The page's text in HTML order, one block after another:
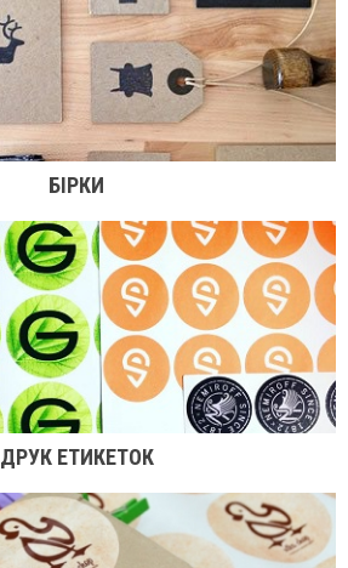
БІРКИ
ДРУК ЕТИКЕТОК